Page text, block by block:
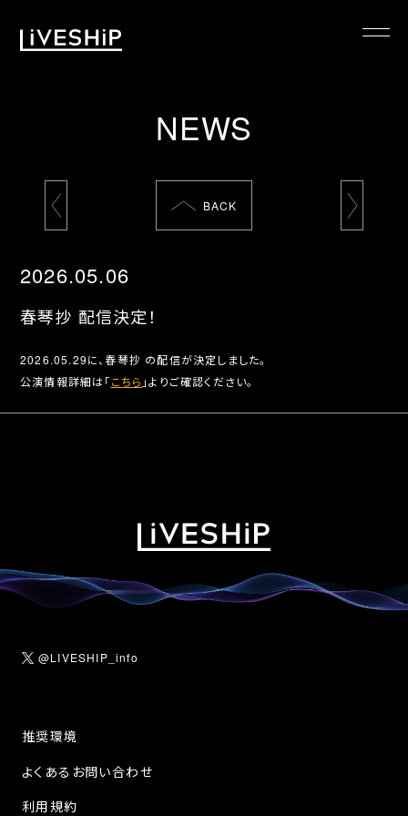
SCHEDULE
REQUIREMENTS
FAQ
CONTACT
MYPAGE
NEWS
BACK
2026.05.06
春琴抄 配信決定！
2026.05.29に、春琴抄 の配信が決定しました。
公演情報詳細は「こちら 」よりご確認ください。
@LIVESHIP_info
推奨環境
よくあるお問い合わせ
利用規約